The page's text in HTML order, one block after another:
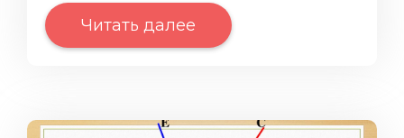
Читать далее